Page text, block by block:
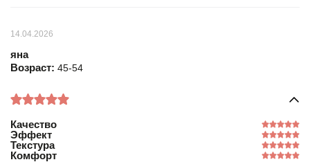
14.04.2026
яна
Возраст: 45-54
Качество
Эффект
Текстура
Комфорт